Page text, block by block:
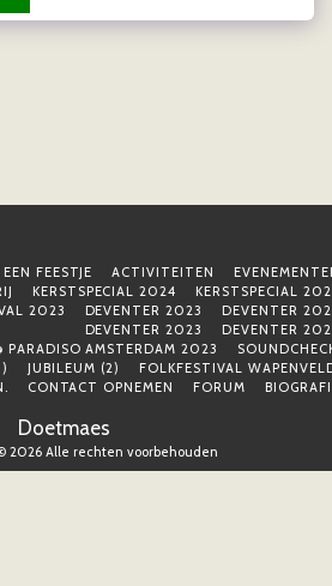
Doetmaes
2026 Alle rechten voorbehouden
FEESTJE ACTIVITEITEN
KERSTSPECIAL 2024
KERSTSPECIAL
2023
DEVENTER 2023
DEVENTER
DEVENTER 2023
DEVENTER
PARADISO AMSTERDAM 2023
JUBILEUM (2)
FOLKFESTIVAL
CONTACT OPNEMEN FORUM